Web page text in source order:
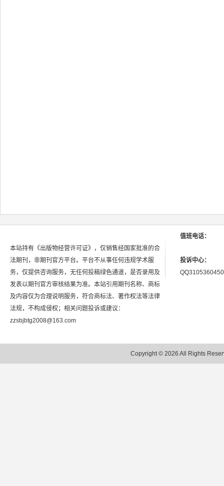
本站持有《出版物经营许可证》，仅销售经国家批准的合
法期刊，非期刊官方平台。平台不从事任何违规学术服
务，仅提供咨询服务，无任何投稿绿色通道，是否录用及
发表以期刊官方审核结果为准。本站引用期刊名称、商标
及内容仅为合理说明服务，符合商标法、著作权法等法律
法规，不构成侵权；相关问题投诉或建议：
zzsbjbtg2008@163.com
值班电话：
投诉中心：
QQ3105360450
Copyright © 2026 All Rights